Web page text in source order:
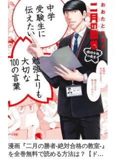
漫画『二月の勝者-絶対合格の教室-』
を全巻無料で読める方法は？【ドラ